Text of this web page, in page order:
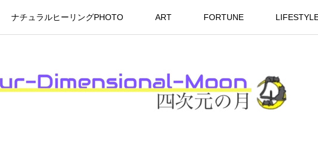
ナチュラルヒーリングPHOTO ART FORTUNE